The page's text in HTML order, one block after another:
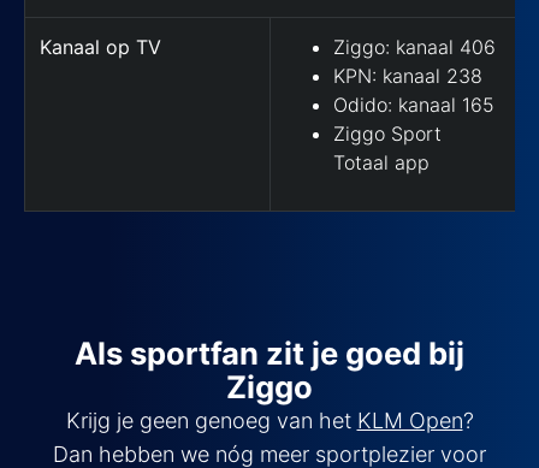
Kanaal op TV
Ziggo: kanaal 406
KPN: kanaal 238
Odido: kanaal 165
Ziggo Sport
Totaal app
Als sportfan zit je goed bij
Ziggo
Krijg je geen genoeg van het KLM Open?
Dan hebben we nóg meer sportplezier voor